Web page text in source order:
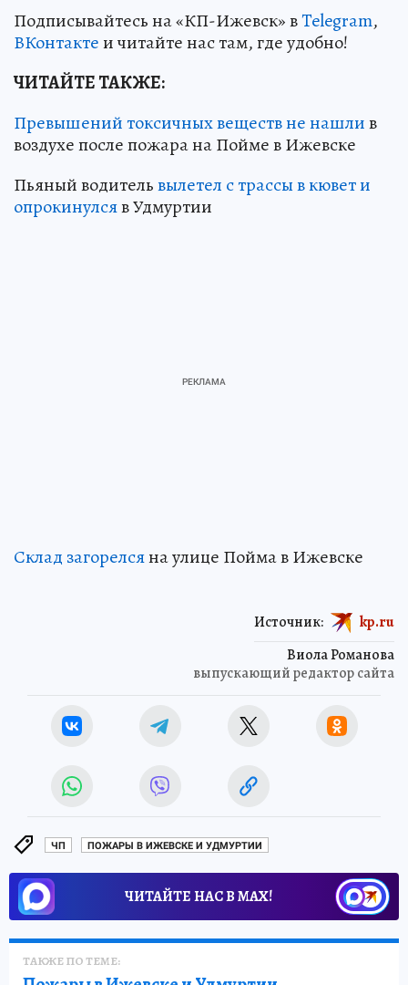
Подписывайтесь на «КП-Ижевск» вTelegram,
ВКонтактеи читайте нас там, где удобно!
ЧИТАЙТЕ ТАКЖЕ:
Превышений токсичных веществ не нашлив
воздухе после пожара на Пойме в Ижевске
Пьяный водительвылетел с трассы в кювет и
опрокинулсяв Удмуртии
Склад загорелсяна улице Пойма в Ижевске
Виола Романова
выпускающий редактор сайта
Источник: kp.ru
ЧП ПОЖАРЫ В ИЖЕВСКЕ И УДМУРТИИ
ЧИТАЙТЕ НАС В МАХ!
ТАКЖЕ ПО ТЕМЕ: